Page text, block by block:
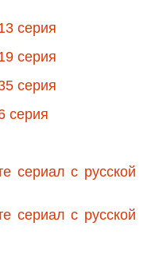
серия
серия
серия
серия
сериал с русской
сериал с русской